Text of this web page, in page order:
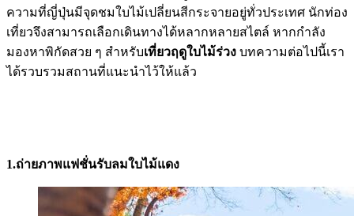
ความที่ญี่ปุ่นมีจุดชมใบไม้เปลี่ยนสีกระจายอยู่ทั่วประเทศ นักท่อง
เที่ยวจึงสามารถเลือกเดินทางได้หลากหลายสไตล์ หากกำลัง
มองหาพิกัดสวย ๆ สำหรับเที่ยวฤดูใบไม้ร่วง บทความต่อไปนี้เรา
ได้รวบรวมสถานที่แนะนำไว้ให้แล้ว
1.ถ่ายภาพแฟชั่นรับลมใบไม้แดง